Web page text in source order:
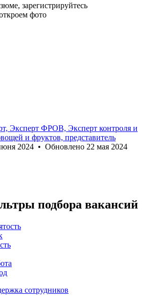
зарегистрируйтесь
фото
Эксперт ФРОВ, Эксперт контроля и
и фруктов, представитель
2024 • Обновлено 22 мая 2024
подбора вакансий
сотрудников